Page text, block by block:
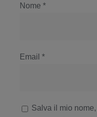
Nome *
Email *
Salva il mio